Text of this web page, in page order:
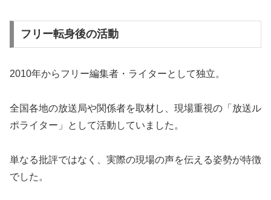
フリー転身後の活動
2010年からフリー編集者・ライターとして独立。
全国各地の放送局や関係者を取材し、現場重視の「放送ル
ポライター」として活動していました。
単なる批評ではなく、実際の現場の声を伝える姿勢が特徴
でした。